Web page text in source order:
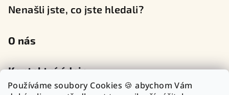
Používáme soubory Cookies 🍪 abychom Vám
Nenašli jste, co jste hledali?
O nás
Kontaktní údaje